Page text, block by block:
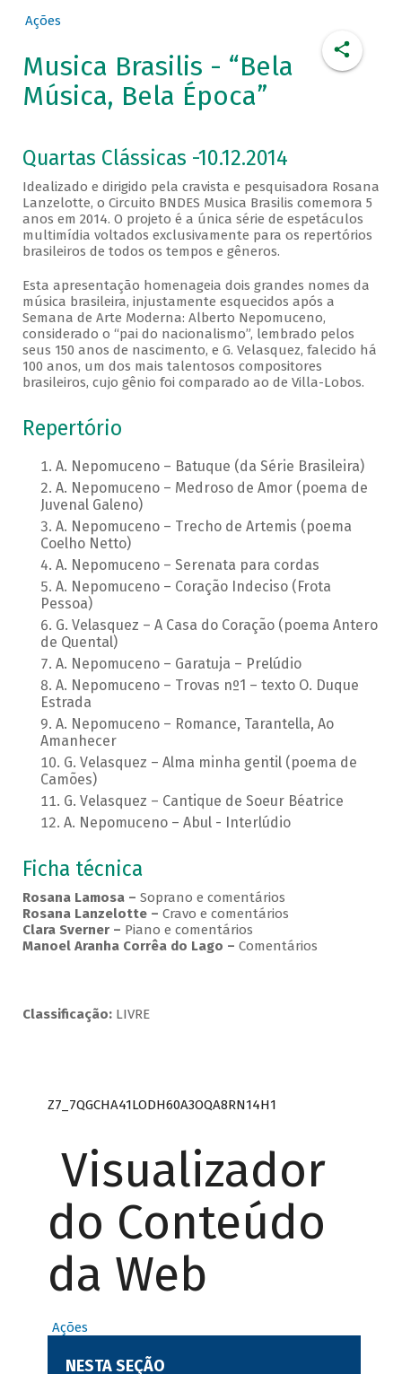
Ações
Musica Brasilis - “Bela
Música, Bela Época”
Quartas Clássicas -10.12.2014
Idealizado e dirigido pela cravista e pesquisadora Rosana
Lanzelotte, o Circuito BNDES Musica Brasilis comemora 5
anos em 2014. O projeto é a única série de espetáculos
multimídia voltados exclusivamente para os repertórios
brasileiros de todos os tempos e gêneros.
Esta apresentação homenageia dois grandes nomes da
música brasileira, injustamente esquecidos após a
Semana de Arte Moderna: Alberto Nepomuceno,
considerado o “pai do nacionalismo”, lembrado pelos
seus 150 anos de nascimento, e G. Velasquez, falecido há
100 anos, um dos mais talentosos compositores
brasileiros, cujo gênio foi comparado ao de Villa-Lobos.
Repertório
A. Nepomuceno – Batuque (da Série Brasileira)
A. Nepomuceno – Medroso de Amor (poema de
Juvenal Galeno)
A. Nepomuceno – Trecho de Artemis (poema
Coelho Netto)
A. Nepomuceno – Serenata para cordas
A. Nepomuceno – Coração Indeciso (Frota
Pessoa)
G. Velasquez – A Casa do Coração (poema Antero
de Quental)
A. Nepomuceno – Garatuja – Prelúdio
A. Nepomuceno – Trovas nº1 – texto O. Duque
Estrada
A. Nepomuceno – Romance, Tarantella, Ao
Amanhecer
G. Velasquez – Alma minha gentil (poema de
Camões)
G. Velasquez – Cantique de Soeur Béatrice
A. Nepomuceno – Abul - Interlúdio
Ficha técnica
Rosana Lamosa – Soprano e comentários
Rosana Lanzelotte – Cravo e comentários
Clara Sverner – Piano e comentários
Manoel Aranha Corrêa do Lago – Comentários
Classificação:LIVRE
Z7_7QGCHA41LODH60A3OQA8RN14H1
Visualizador
do Conteúdo
da Web
Ações
NESTA SEÇÃO